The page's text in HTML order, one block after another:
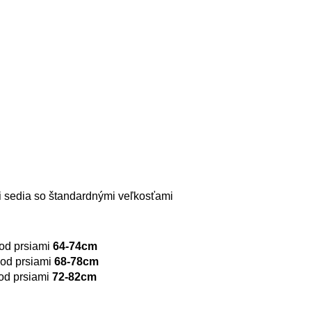
so štandardnými veľkosťami
prsiami 64-74cm
prsiami 68-78cm
prsiami 72-82cm